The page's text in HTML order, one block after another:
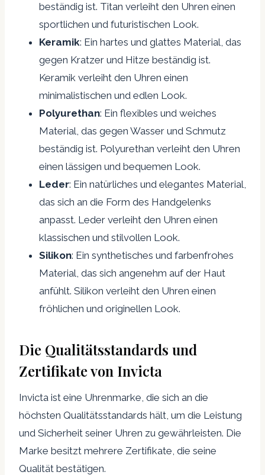
beständig ist. Titan verleiht den Uhren einen
sportlichen und futuristischen Look.
Keramik: Ein hartes und glattes Material, das
gegen Kratzer und Hitze beständig ist.
Keramik verleiht den Uhren einen
minimalistischen und edlen Look.
Polyurethan: Ein flexibles und weiches
Material, das gegen Wasser und Schmutz
beständig ist. Polyurethan verleiht den Uhren
einen lässigen und bequemen Look.
Leder: Ein natürliches und elegantes Material,
das sich an die Form des Handgelenks
anpasst. Leder verleiht den Uhren einen
klassischen und stilvollen Look.
Silikon: Ein synthetisches und farbenfrohes
Material, das sich angenehm auf der Haut
anfühlt. Silikon verleiht den Uhren einen
fröhlichen und originellen Look.
Die Qualitätsstandards und
Zertifikate von Invicta
Invicta ist eine Uhrenmarke, die sich an die
höchsten Qualitätsstandards hält, um die Leistung
und Sicherheit seiner Uhren zu gewährleisten. Die
Marke besitzt mehrere Zertifikate, die seine
Qualität bestätigen.